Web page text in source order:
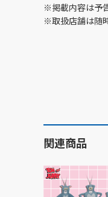
※掲載内容は予
※取扱店舗は随
関連商品